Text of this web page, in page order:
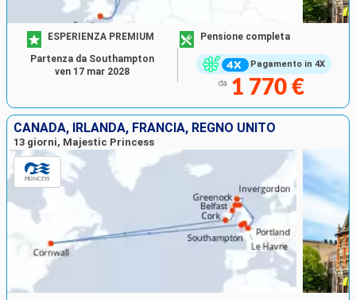
Pagamento in 4X
ESPERIENZA PREMIUM Pensione completa
da 1 770 €
Partenza da Southampton
ven 17 mar 2028
CANADA, IRLANDA, FRANCIA, REGNO UNITO
13 giorni, Majestic Princess